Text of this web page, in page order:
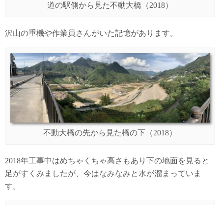
道の駅側から見た不動大橋（2018）
沢山の重機や作業員さんがいた記憶があります。
不動大橋の先から見た橋の下（2018）
2018年工事中はめちゃくちゃ高さもあり下の地面を見ると
足がすくみましたが、今はなみなみと水が溜まっていま
す。